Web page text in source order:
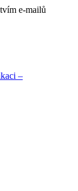
e-mailů
–